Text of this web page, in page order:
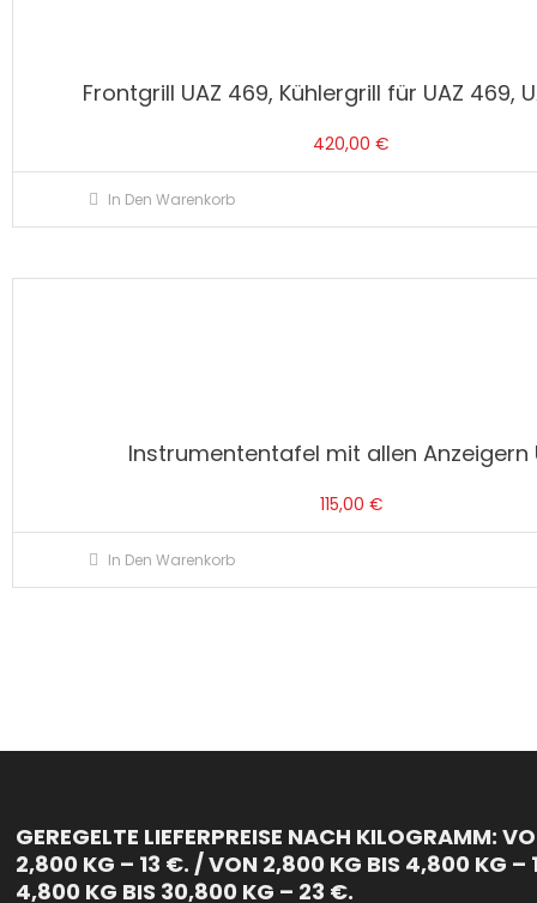
Frontgrill UAZ 469, Kühlergrill für UAZ 469,
420,00€
In Den Warenkorb
Instrumententafel mit allen Anzeigern
115,00 €
In Den Warenkorb
GEREGELTE LIEFERPREISE NACH KILOGRAMM:
2,800 KG – 13 €. / VON 2,800 KG BIS 4,800 KG –
4,800 KG BIS 30,800 KG – 23 €.